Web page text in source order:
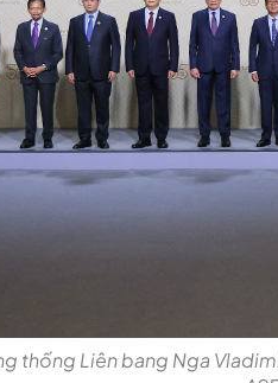
thống Liên bang Nga